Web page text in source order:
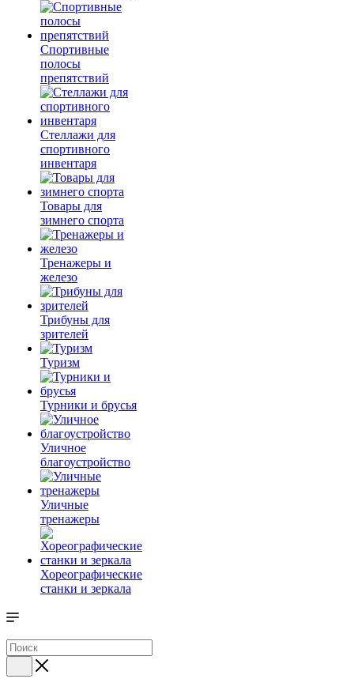
Спортивные
полосы
препятствий
Стеллажи для
спортивного
инвентаря
Товары для
зимнего спорта
Тренажеры и
железо
Трибуны для
зрителей
Туризм
Турники и брусья
Уличное
благоустройство
Уличные
тренажеры
Хореографические
станки и зеркала